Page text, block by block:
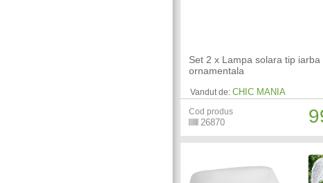
Set 2 x Lampa solara tip iarba
ornamentala
Vandut de: CHIC MANIA
Cod produs
26870